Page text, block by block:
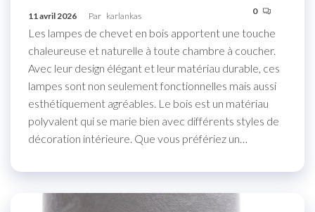
11 avril 2026 Par karlankas 0
Les lampes de chevet en bois apportent une touche
chaleureuse et naturelle à toute chambre à coucher.
Avec leur design élégant et leur matériau durable, ces
lampes sont non seulement fonctionnelles mais aussi
esthétiquement agréables. Le bois est un matériau
polyvalent qui se marie bien avec différents styles de
décoration intérieure. Que vous préfériez un…